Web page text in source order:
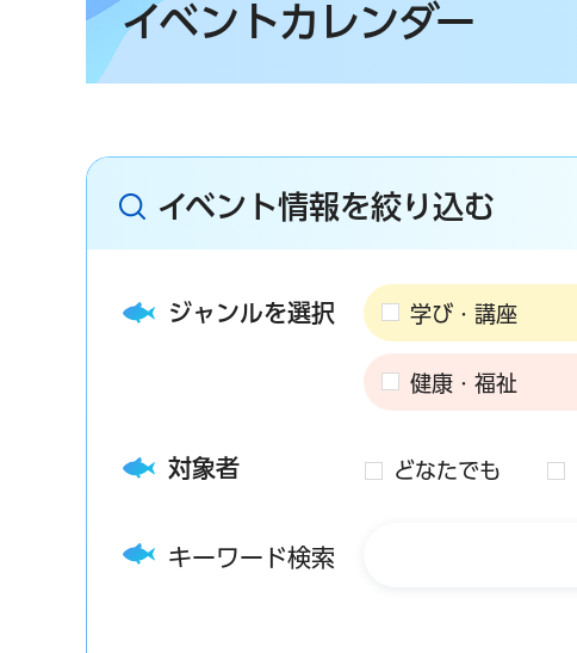
イベントカレンダー
イベント情報を絞り込む
ジャンルを選択 学び・講座
健康・福祉
対象者 どなたでも
キーワード検索